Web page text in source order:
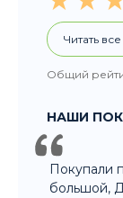
Читать
Общий
НАШИ
Покупали
большой,